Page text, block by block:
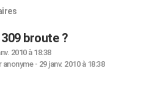
broute ?
2010 à 18:38
anonyme- 29 janv. 2010 à 18:38